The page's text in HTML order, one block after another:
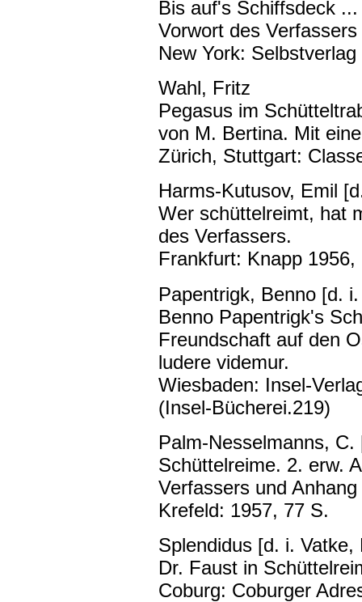
Bis auf's Schiffsdeck
Vorwort des Verfassers
New York:
Wahl, Fritz
Pegasus im
von M. Bertina. Mit
Zürich, Stuttgart:
Harms-Kutusov, Emil
Wer schüttelreimt, hat
des Verfassers.
Frankfurt: Knapp 1956,
Papentrigk, Benno [d.
Benno Papentrigk's
Freundschaft auf den
ludere videmur.
Wiesbaden: Insel-
(Insel-Bücherei.219)
Palm-Nesselmanns,
Schüttelreime. 2. erw.
Verfassers und Anhang
Krefeld: 1957, 77 S.
Splendidus [d. i. Vatke,
Dr. Faust in
Coburg: Coburger